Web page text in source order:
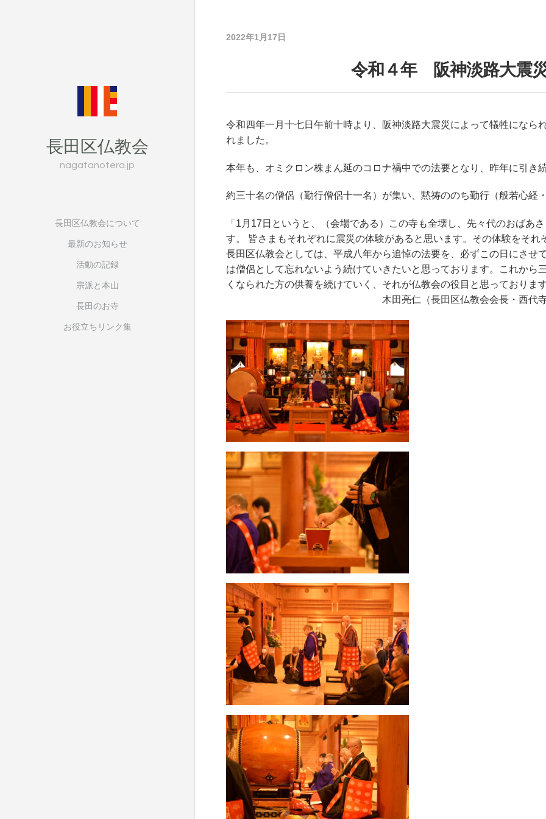
長田区仏教会
nagatanotera.jp
長田区仏教会について
最新のお知らせ
活動の記録
宗派と本山
長田のお寺
お役立ちリンク集
2022年1月17日
令和４年 阪神淡路大震
令和四年一月十七日午前十時より、阪神淡路大震災によって犠牲になら
れました。
本年も、オミクロン株まん延のコロナ禍中での法要となり、昨年に引き
約三十名の僧侶（勤行僧侶十一名）が集い、黙祷ののち勤行（般若心経
「1月17日というと、（会場である）この寺も全壊し、先々代のおばあ
す。 皆さまもそれぞれに震災の体験があると思います。その体験をそれ
長田区仏教会としては、平成八年から追悼の法要を、必ずこの日にさせ
は僧侶として忘れないよう続けていきたいと思っております。これから
くなられた方の供養を続けていく、それが仏教会の役目と思っております
木田亮仁（長田区仏教会会長・西代寺住